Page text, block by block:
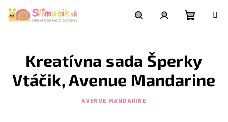
obsah
košík
Kreatívna sada Šperky
Vtáčik, Avenue Mandarine
AVENUE MANDARINE